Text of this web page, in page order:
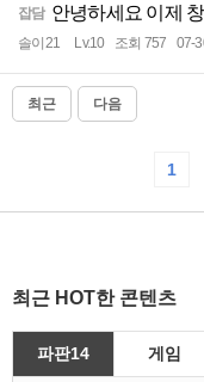
잡담 안녕하세요 이제
솔이21 Lv.10 조회 757 07-
최근 다음
1
최근 HOT한 콘텐츠
파판14 게임